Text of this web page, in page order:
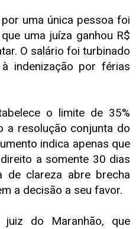
uma única pessoa foi
uma juíza ganhou R$
O salário foi turbinado
indenização por férias
o limite de 35%
a resolução conjunta do
indica apenas que
a somente 30 dias
de clareza abre brecha
a decisão a seu favor.
do Maranhão, que